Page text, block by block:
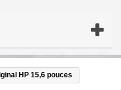
HP 15,6 pouces